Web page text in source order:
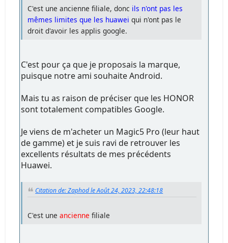
C'est une ancienne filiale, donc ils n'ont pas les
mêmes limites que les huawei qui n'ont pas le
droit d'avoir les applis google.
C'est pour ça que je proposais la marque,
puisque notre ami souhaite Android.
Mais tu as raison de préciser que les HONOR
sont totalement compatibles Google.
Je viens de m'acheter un Magic5 Pro (leur haut
de gamme) et je suis ravi de retrouver les
excellents résultats de mes précédents
Huawei.
Citation de: Zaphod le Août 24, 2023, 22:48:18
C'est uneancienne filiale